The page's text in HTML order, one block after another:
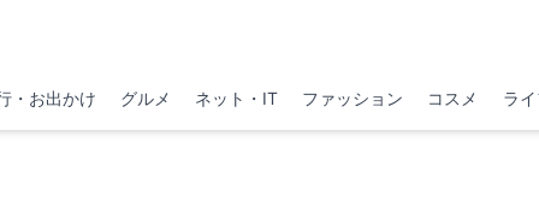
・お出かけ グルメ ネット・IT ファッション コスメ ラ